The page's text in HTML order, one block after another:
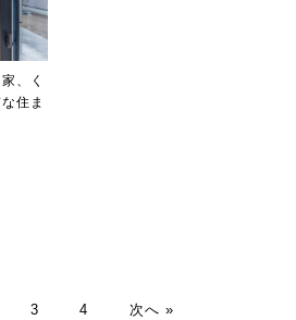
、く
住ま
3 4 次へ »